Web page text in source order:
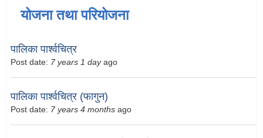
योजना तथा परियोजना
पालिका पार्श्वचित्र
Post date: 7 years 1 dayago
पालिका पार्श्वचित्र (फागुन)
Post date: 7 years 4 months ago